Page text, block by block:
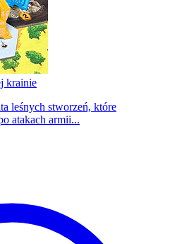
krainie
leśnych stworzeń, które
atakach armii...